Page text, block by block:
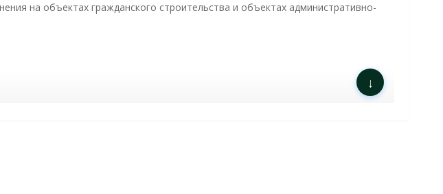
на объектах гражданского строительства и объектах административно-
↓